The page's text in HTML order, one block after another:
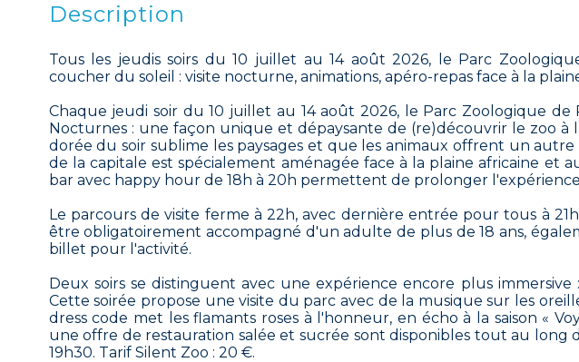
Description
Tous les jeudis soirs du 10 juillet au 14 août 2026, le Parc
coucher du soleil : visite nocturne, animations, apéro-repas face à la
Chaque jeudi soir du 10 juillet au 14 août 2026, le Parc Zoologique de
Nocturnes : une façon unique et dépaysante de (re)découvrir le zoo
dorée du soir sublime les paysages et que les animaux offrent un autre
de la capitale est spécialement aménagée face à la plaine africaine et
bar avec happy hour de 18h à 20h permettent de prolonger
Le parcours de visite ferme à 22h, avec dernière entrée pour tous à
être obligatoirement accompagné d'un adulte de plus de 18 ans,
billet pour l'activité.
Deux soirs se distinguent avec une expérience encore plus
Cette soirée propose une visite du parc avec de la musique sur les
dress code met les flamants roses à l'honneur, en écho à la saison «
une offre de restauration salée et sucrée sont disponibles tout au long
19h30. Tarif Silent Zoo : 20 €.